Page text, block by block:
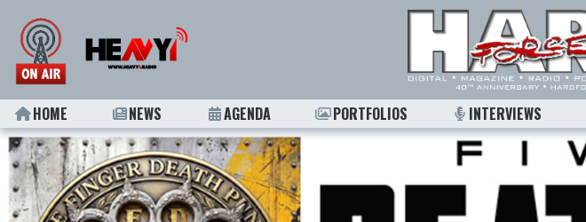
HOME NEWS AGENDA PORTFOLIOS INTERVIEWS